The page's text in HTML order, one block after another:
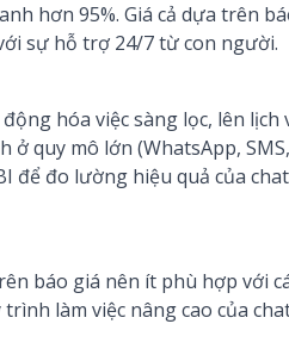
hơn 95%. Giá cả dựa trên
sự hỗ trợ 24/7 từ con người.
hóa việc sàng lọc, lên
ở quy mô lớn (WhatsApp,
để đo lường hiệu quả của
báo giá nên ít phù hợp với
trình làm việc nâng cao của